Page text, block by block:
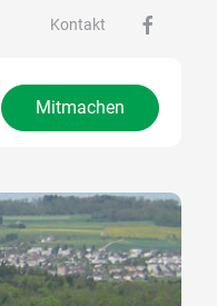
Kontakt
Mitmachen